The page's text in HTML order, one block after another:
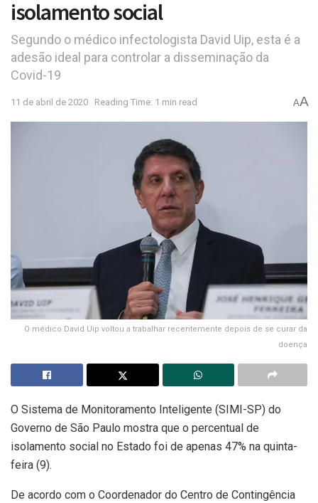
isolamento social
Segundo o médico infectologista David Uip, esta é a
adesão ideal para controlar a disseminação da
Covid-19
11 de abril de 2020 Reading Time: 1 min read AA
O médico David Uip voltou a trabalhar recentemente depois de se curar da
doença
O Sistema de Monitoramento Inteligente (SIMI-SP) do
Governo de São Paulo mostra que o percentual de
isolamento social no Estado foi de apenas 47% na quinta-
feira (9).
De acordo com o Coordenador do Centro de Contingência